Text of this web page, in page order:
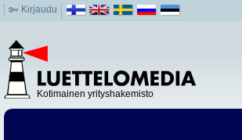
Kirjaudu
Kotimainen yrityshakemisto